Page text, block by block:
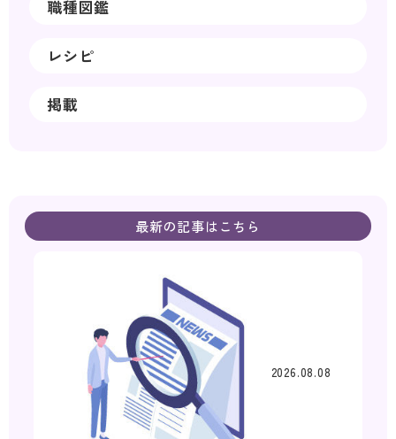
職種図鑑
レシピ
掲載
最新の記事はこちら
2026.08.08